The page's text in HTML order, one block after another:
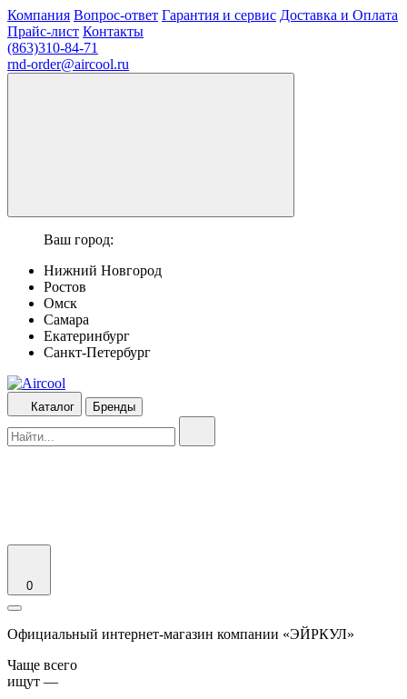
Компания Вопрос-ответ Гарантия и сервис Доставка и Оплата
Прайс-лист Контакты
(863)310-84-71
rnd-order@aircool.ru
Ваш город:
Нижний Новгород
Ростов
Омск
Самара
Екатеринбург
Санкт-Петербург
Каталог Бренды
0
Официальный интернет-магазин компании «ЭЙРКУЛ»
Чаще вcего
ищут —